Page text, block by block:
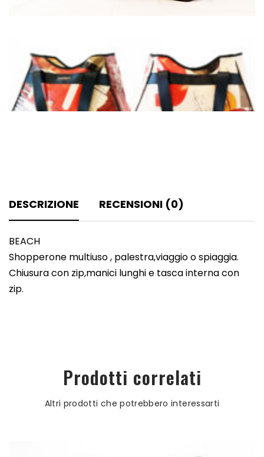
DESCRIZIONE RECENSIONI (0)
BEACH
Shopperone multiuso , palestra,viaggio o spiaggia.
Chiusura con zip,manici lunghi e tasca interna con
zip.
Prodotti correlati
Altri prodotti che potrebbero interessarti